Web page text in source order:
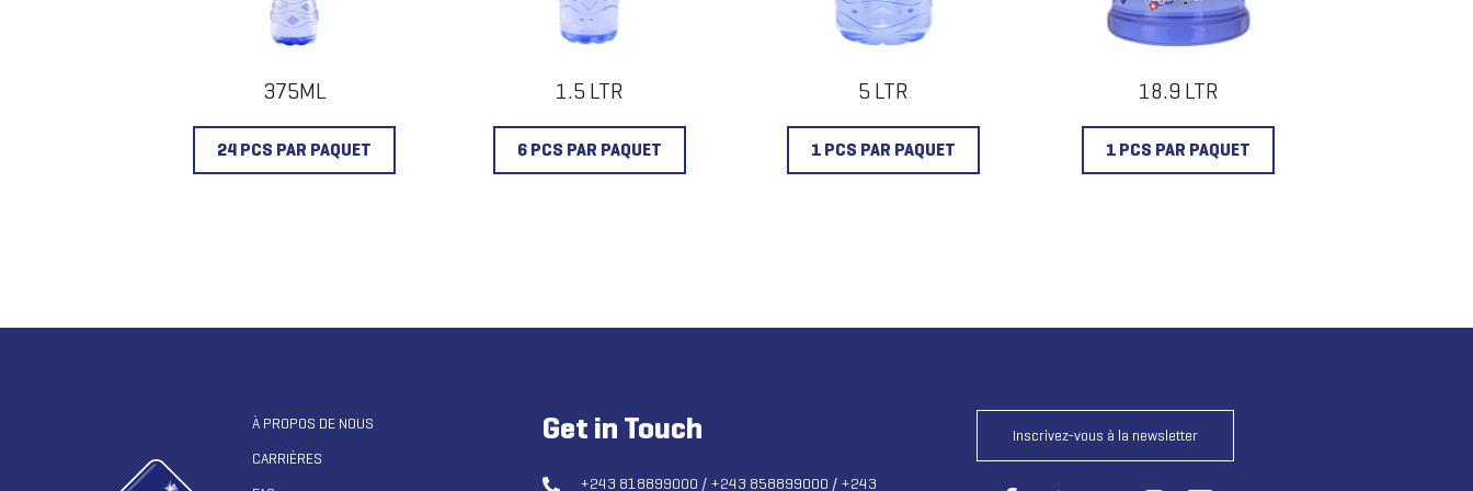
375ML
24 PCS PAR PAQUET
1.5 LTR
6 PCS PAR PAQUET
5 LTR
1 PCS PAR PAQUET
18.9 LTR
1 PCS PAR PAQUET
À PROPOS DE NOUS
CARRIÈRES
Get in Touch
+243 818899000 / +243 858899000 / +243
Inscrivez-vous à la newsletter